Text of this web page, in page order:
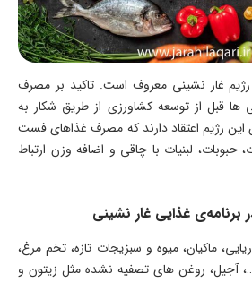
غار نشینی معروف است. تاکید بر مصرف
ها قبل از توسعه کشاورزی از طریق شکار به
رژیم اعتقاد دارند که مصرف غذاهای فست
لبنیات با چاقی و اضافه وزن ارتباط
غذایی غار نشینی
ماکیان، میوه و سبزیجات تازه، تخم مرغ،
آجیل، روغن های تصفیه نشده مثل زیتون و